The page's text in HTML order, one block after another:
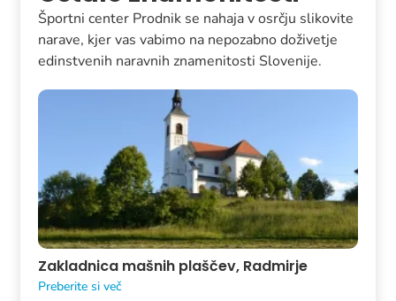
Športni center Prodnik se nahaja v osrčju slikovite
narave, kjer vas vabimo na nepozabno doživetje
edinstvenih naravnih znamenitosti Slovenije.
Zakladnica mašnih plaščev, Radmirje
Preberite si več